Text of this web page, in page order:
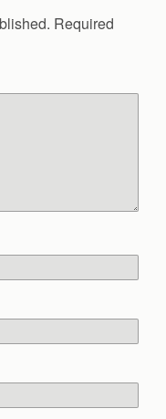
Required